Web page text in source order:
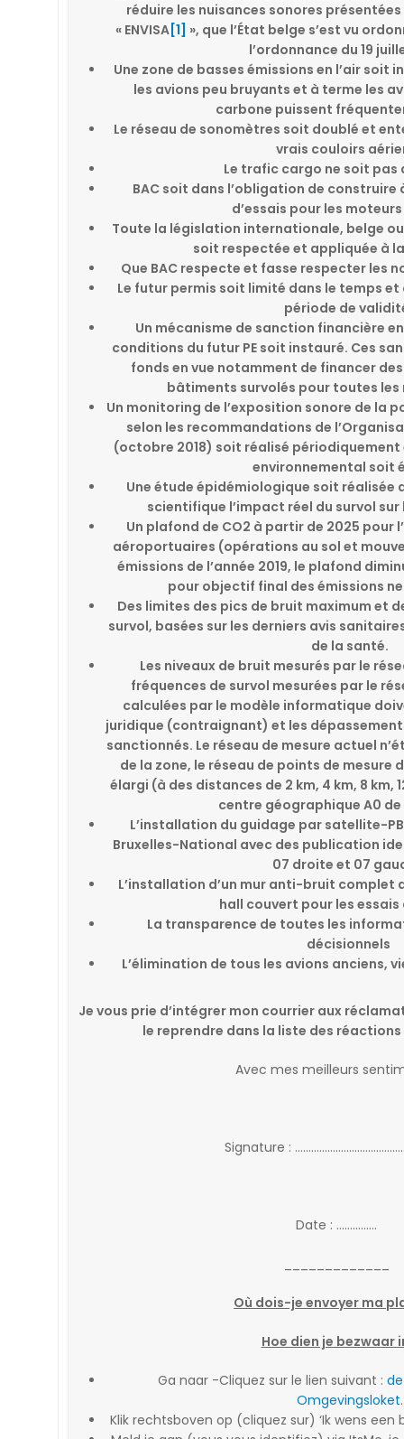
réduire les nuisances sonores
« ENVISA[1] », que l’État belge s’est vu
l’ordonnance du 19
Une zone de basses émissions en l’air soit
les avions peu bruyants et à terme les
carbone puissent
Le réseau de sonomètres soit doublé et
vrais couloirs
Le trafic cargo ne soit pas
BAC soit dans l’obligation de construire
d’essais pour les moteurs
Toute la législation internationale, belge
soit respectée et appliquée à
Que BAC respecte et fasse respecter les
Le futur permis soit limité dans le temps
période de
Un mécanisme de sanction financière
conditions du futur PE soit instauré. Ces
fonds en vue notamment de financer
bâtiments survolés pour toutes les
Un monitoring de l’exposition sonore de la
selon les recommandations de
(octobre 2018) soit réalisé
environnemental soit
Une étude épidémiologique soit réalisée
scientifique l’impact réel du survol
Un plafond de CO2 à partir de 2025 pour
aéroportuaires (opérations au sol et
émissions de l’année 2019, le plafond
pour objectif final des émissions
Des limites des pics de bruit maximum et
survol, basées sur les derniers avis
de la santé.
Les niveaux de bruit mesurés par le
fréquences de survol mesurées par le
calculées par le modèle informatique
juridique (contraignant) et les
sanctionnés. Le réseau de mesure actuel
de la zone, le réseau de points de
élargi (à des distances de 2 km, 4 km, 8 km,
centre géographique A0
L’installation du guidage par satellite-
Bruxelles-National avec des publication
07 droite et 07
L’installation d’un mur anti-bruit complet
hall couvert pour les
La transparence de toutes les
décisionnels
L’élimination de tous les avions anciens,
Je vous prie d’intégrer mon courrier aux
le reprendre dans la liste des
Avec mes meilleurs
Signature :
Date : ……………
Où dois-je envoyer ma
Hoe dien je bezwaar
Ga naar -Cliquez sur le lien suivant :
Omgevingsloket.
Klik rechtsboven op (cliquez sur) ‘Ik wens